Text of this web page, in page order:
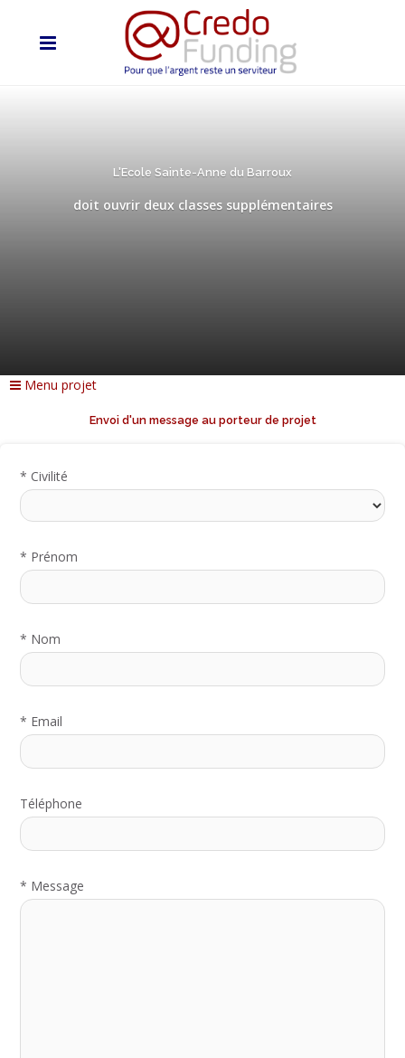
L'Ecole Sainte-Anne du Barroux
doit ouvrir deux classes supplémentaires
Menu projet
Envoi d'un message au porteur de projet
* Civilité
* Prénom
* Nom
* Email
Téléphone
* Message